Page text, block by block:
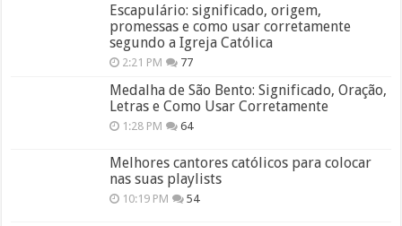
Escapulário: significado, origem,
promessas e como usar corretamente
segundo a Igreja Católica
2:21 PM 77
Medalha de São Bento: Significado, Oração,
Letras e Como Usar Corretamente
1:28 PM 64
Melhores cantores católicos para colocar
nas suas playlists
10:19 PM 54